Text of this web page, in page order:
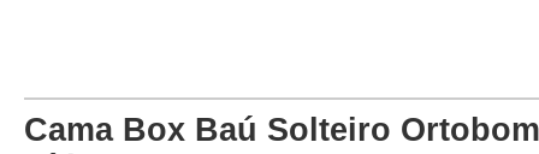
Cama Box Baú Solteiro